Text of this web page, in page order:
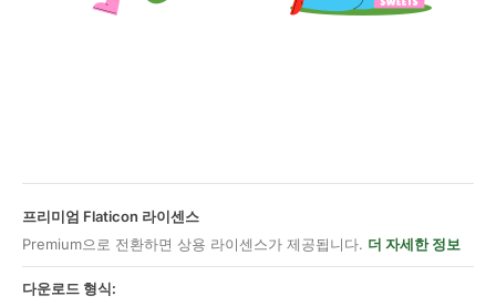
프리미엄 Flaticon 라이센스
Premium으로 전환하면 상용 라이센스가 제공됩니다. 더 자세한 정보
다운로드 형식: